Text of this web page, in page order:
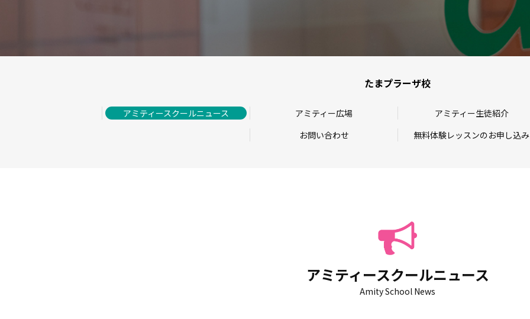
たまプラーザ校
アミティースクールニュース アミティー広場 アミティー生徒紹介
お問い合わせ
無料体験レッスンのお申し込み
アミティースクールニュース
Amity School News